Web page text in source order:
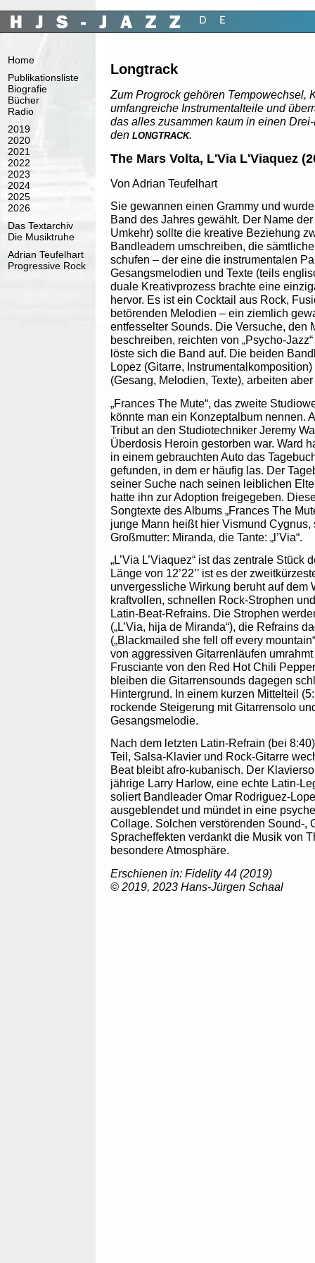
Home
Publikationsliste
Biografie
Bücher
Radio
2019
2020
2021
2022
2023
2024
2025
2026
Das Textarchiv
Die Musiktruhe
Adrian Teufelhart
Progressive Rock
Longtrack
Zum Progrock gehören Tempowechsel,
umfangreiche Instrumentalteile und
das alles zusammen kaum in einen
den LONGTRACK.
The Mars Volta, L'Via L'Viaquez
Von Adrian Teufelhart
Sie gewannen einen Grammy und
Band des Jahres gewählt. Der Name
Umkehr) sollte die kreative Beziehung
Bandleadern umschreiben, die
schufen – der eine die instrumentalen
Gesangsmelodien und Texte (teils
duale Kreativprozess brachte eine
hervor. Es ist ein Cocktail aus Rock,
betörenden Melodien – ein ziemlich
entfesselter Sounds. Die Versuche, den
beschreiben, reichten von „Psycho-
löste sich die Band auf. Die beiden
Lopez (Gitarre,
(Gesang, Melodien, Texte), arbeiten
„Frances The Mute“, das zweite
könnte man ein Konzeptalbum nennen.
Tribut an den Studiotechniker Jeremy
Überdosis Heroin gestorben war. Ward
in einem gebrauchten Auto das
gefunden, in dem er häufig las. Der
seiner Suche nach seinen leiblichen
hatte ihn zur Adoption freigegeben.
Songtexte des Albums „Frances The
junge Mann heißt hier Vismund Cygnus,
Großmutter: Miranda, die Tante: „l’Via“.
„L’Via L’Viaquez“ ist das zentrale Stück
Länge von 12’22’’ ist es der
unvergessliche Wirkung beruht auf dem
kraftvollen, schnellen Rock-Strophen
Latin-Beat-Refrains. Die Strophen
(„L’Via, hija de Miranda“), die Refrains
(„Blackmailed she fell off every
von aggressiven Gitarrenläufen
Frusciante von den Red Hot Chili
bleiben die Gitarrensounds dagegen
Hintergrund. In einem kurzen Mittelteil
rockende Steigerung mit Gitarrensolo
Gesangsmelodie.
Nach dem letzten Latin-Refrain (bei
Teil, Salsa-Klavier und Rock-Gitarre
Beat bleibt afro-kubanisch. Der
jährige Larry Harlow, eine echte Latin-
soliert Bandleader Omar Rodriguez-
ausgeblendet und mündet in eine
Collage. Solchen verstörenden Sound-,
Spracheffekten verdankt die Musik von
besondere Atmosphäre.
Erschienen in: Fidelity 44 (2019)
© 2019, 2023 Hans-Jürgen Schaal